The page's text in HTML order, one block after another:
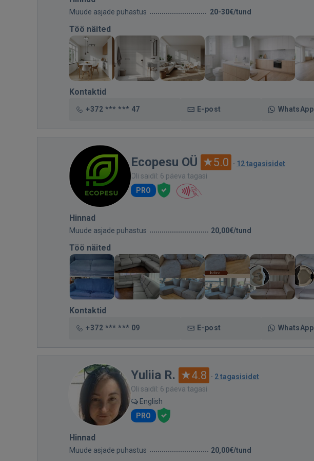
Muude asjade puhastus 20-30€/tund
Töö näited
Kontaktid
+372 *** *** 47 E-post WhatsApp
Ecopesu OÜ 5.0 · 12 tagasisidet
Oli saidil: 6 päeva tagasi
PRO
Hinnad
Muude asjade puhastus 20,00€/tund
Töö näited
Kontaktid
+372 *** *** 09 E-post WhatsApp
Yuliia R. 4.8 · 2 tagasisidet
Oli saidil: 6 päeva tagasi
English
PRO
Hinnad
Muude asjade puhastus 20,00€/tund